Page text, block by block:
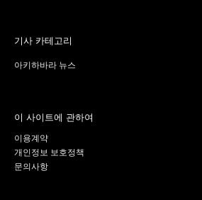
기사 카테고리
아키하바라 뉴스
이 사이트에 관하여
이용계약
개인정보 보호정책
문의사항